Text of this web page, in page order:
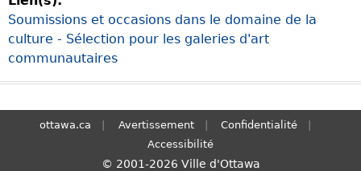
u
r
S
e
a
Soumissions et occasions dans le domaine de la
culture - Sélection pour les galeries d'art
communautaires
ottawa.ca Avertissement
Confidentialité
Accessibilité
© 2001-2026 Ville d'Ottawa